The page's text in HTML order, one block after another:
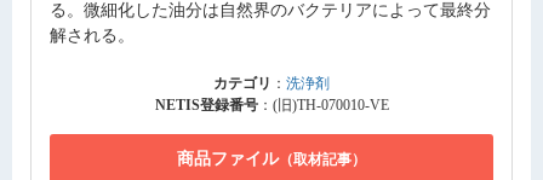
る。微細化した油分は自然界のバクテリアによって最終分
解される。
カテゴリ ： 洗浄剤
NETIS登録番号：(旧)TH-070010-VE
商品ファイル（取材記事）